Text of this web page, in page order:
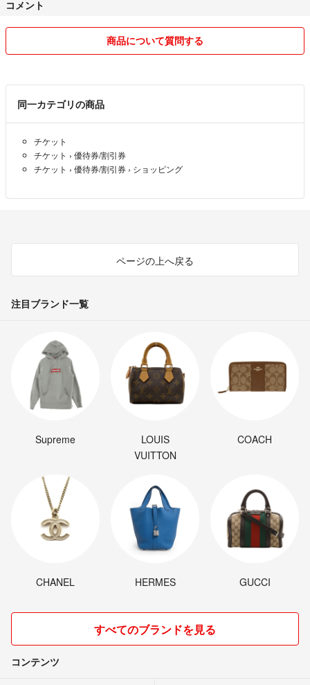
コメント
商品について質問する
同一カテゴリの商品
チケット
チケット › 優待券/割引券
チケット › 優待券/割引券 › ショッピング
ページの上へ戻る
注目ブランド一覧
Supreme
LOUIS
VUITTON
COACH
CHANEL HERMES GUCCI
すべてのブランドを見る
コンテンツ